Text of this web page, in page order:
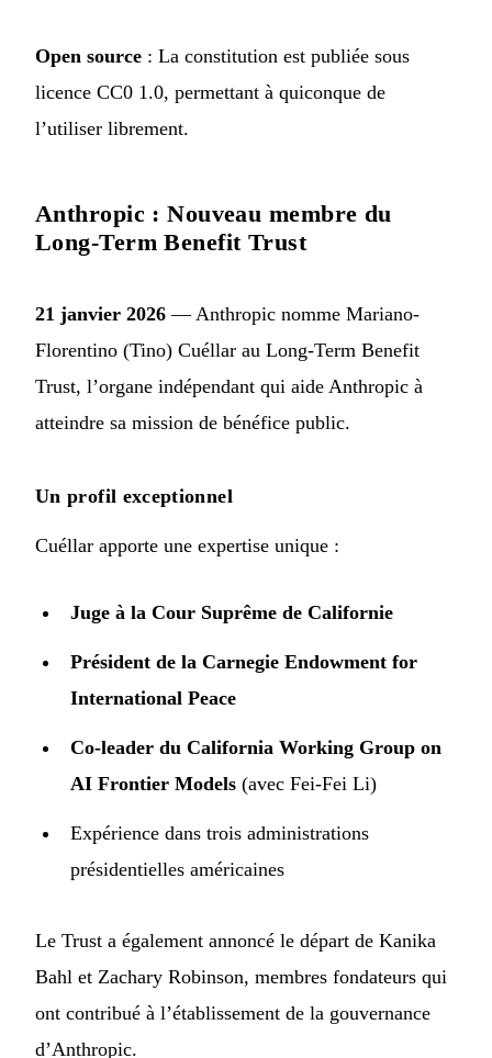
Open source : La constitution est publiée sous
licence CC0 1.0, permettant à quiconque de
l’utiliser librement.
Anthropic : Nouveau membre du
Long-Term Benefit Trust
21 janvier 2026 — Anthropic nomme Mariano-
Florentino (Tino) Cuéllar au Long-Term Benefit
Trust, l’organe indépendant qui aide Anthropic à
atteindre sa mission de bénéfice public.
Un profil exceptionnel
Cuéllar apporte une expertise unique :
Juge à la Cour Suprême de Californie
Président de la Carnegie Endowment for
International Peace
Co-leader du California Working Group on
AI Frontier Models (avec Fei-Fei Li)
Expérience dans trois administrations
présidentielles américaines
Le Trust a également annoncé le départ de Kanika
Bahl et Zachary Robinson, membres fondateurs qui
ont contribué à l’établissement de la gouvernance
d’Anthropic.